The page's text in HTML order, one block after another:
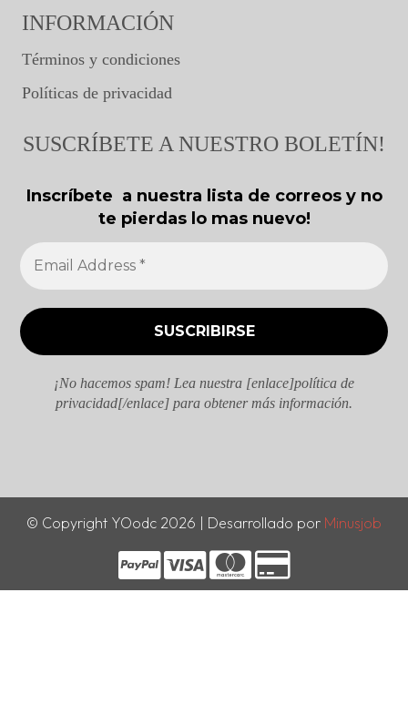
INFORMACIÓN
Términos y condiciones
Políticas de privacidad
SUSCRÍBETE A NUESTRO BOLETÍN!
Inscríbete a nuestra lista de correos y no
te pierdas lo mas nuevo!
¡No hacemos spam! Lea nuestra [enlace]política de
privacidad[/enlace] para obtener más información.
© Copyright YOodc 2026 | Desarrollado por Minusjob